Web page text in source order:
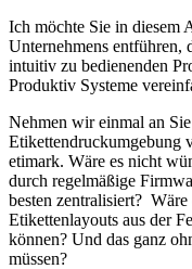
Ich möchte Sie in diesem
Unternehmens entführen,
intuitiv zu bedienenden
Produktiv Systeme
Nehmen wir einmal an
Etikettendruckumgebung
etimark. Wäre es nicht
durch regelmäßige
besten zentralisiert?
Etikettenlayouts aus der
können? Und das ganz
müssen?